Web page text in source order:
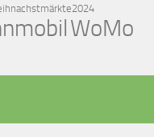
WoMo